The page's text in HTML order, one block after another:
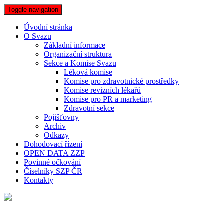
Toggle navigation
Úvodní stránka
O Svazu
Základní informace
Organizační struktura
Sekce a Komise Svazu
Léková komise
Komise pro zdravotnické prostředky
Komise revizních lékařů
Komise pro PR a marketing
Zdravotní sekce
Pojišťovny
Archiv
Odkazy
Dohodovací řízení
OPEN DATA ZZP
Povinné očkování
Číselníky SZP ČR
Kontakty